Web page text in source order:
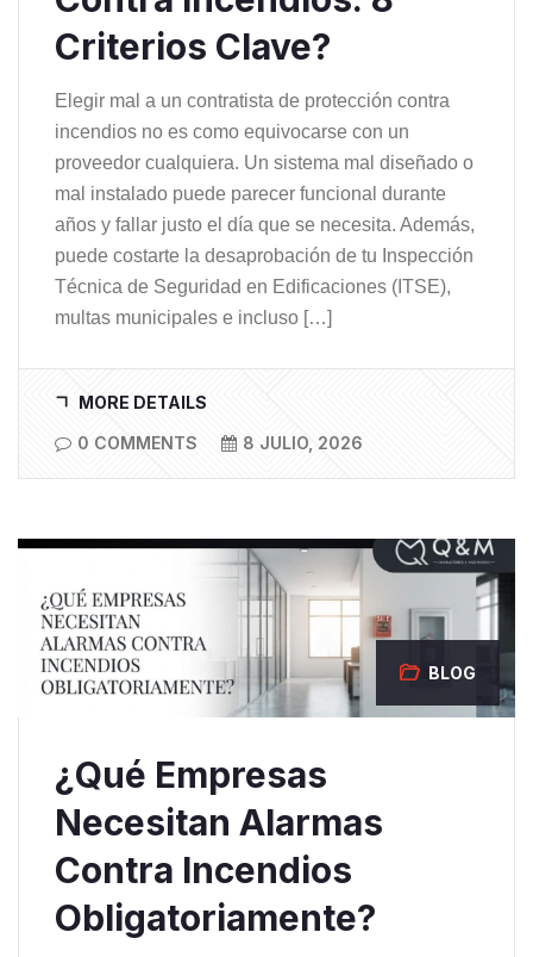
Criterios Clave?
Elegir mal a un contratista de protección contra
incendios no es como equivocarse con un
proveedor cualquiera. Un sistema mal diseñado o
mal instalado puede parecer funcional durante
años y fallar justo el día que se necesita. Además,
puede costarte la desaprobación de tu Inspección
Técnica de Seguridad en Edificaciones (ITSE),
multas municipales e incluso […]
MORE DETAILS
0 COMMENTS
8 JULIO, 2026
BLOG
¿Qué Empresas
Necesitan Alarmas
Contra Incendios
Obligatoriamente?